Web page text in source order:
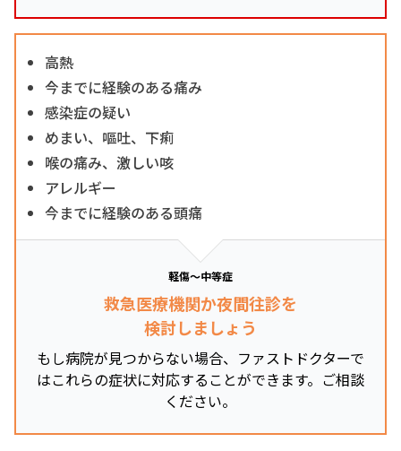
高熱
今までに経験のある痛み
感染症の疑い
めまい、嘔吐、下痢
喉の痛み、激しい咳
アレルギー
今までに経験のある頭痛
軽傷～中等症
救急医療機関か夜間往診を
検討しましょう
もし病院が見つからない場合、ファストドクターで
はこれらの症状に対応することができます。ご相談
ください。